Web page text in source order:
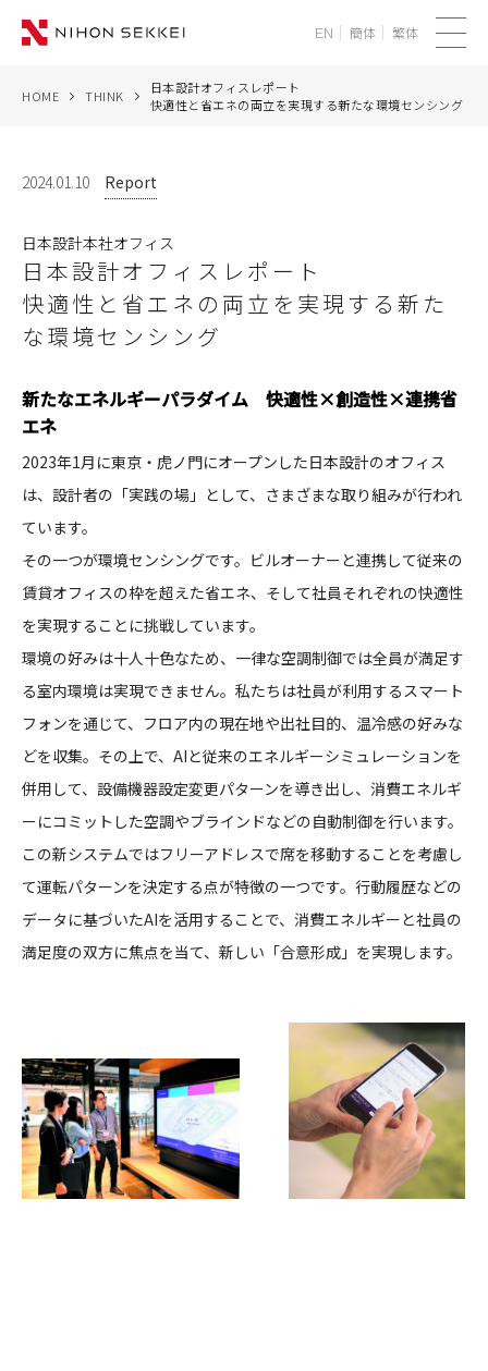
ュ
WE
THINK
NEWS
CORPORATE
コンプライアンスポリシー プライバシーポリシー ご利用規約
EN 簡体 繁体
HOME THINK
日本設計オフィスレポート
快適性と省エネの両立を実現する新たな環境センシング
2024.01.10 Report
日本設計本社オフィス
日本設計オフィスレポート
快適性と省エネの両立を実現する新た
な環境センシング
新たなエネルギーパラダイム 快適性×創造性×連携省
エネ
2023年1月に東京・虎ノ門にオープンした日本設計のオフィス
は、設計者の「実践の場」として、さまざまな取り組みが行われ
ています。
その一つが環境センシングです。ビルオーナーと連携して従来の
賃貸オフィスの枠を超えた省エネ、そして社員それぞれの快適性
を実現することに挑戦しています。
環境の好みは十人十色なため、一律な空調制御では全員が満足す
る室内環境は実現できません。私たちは社員が利用するスマート
フォンを通じて、フロア内の現在地や出社目的、温冷感の好みな
どを収集。その上で、AIと従来のエネルギーシミュレーションを
併用して、設備機器設定変更パターンを導き出し、消費エネルギ
ーにコミットした空調やブラインドなどの自動制御を行います。
この新システムではフリーアドレスで席を移動することを考慮し
て運転パターンを決定する点が特徴の一つです。行動履歴などの
データに基づいたAIを活用することで、消費エネルギーと社員の
満足度の双方に焦点を当て、新しい「合意形成」を実現します。